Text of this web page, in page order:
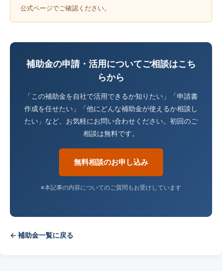
公式ページでご確認ください。
補助金の申請・活用についてご相談はこち
らから
「この補助金を自社で活用できるか知りたい」「申請書
作成を任せたい」「他にどんな補助金が使えるか相談し
たい」など、お気軽にお問い合わせください。初回のご
相談は無料です。
無料相談のお申し込み
※本記事の内容についてのご質問もお受けしています
← 補助金一覧に戻る